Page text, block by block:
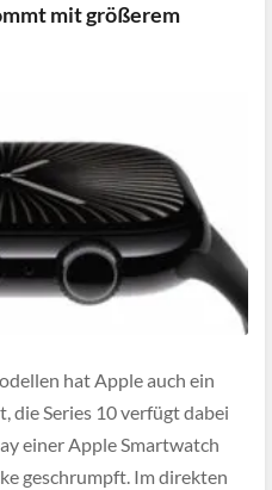
mit größerem
hat Apple auch ein
die Series 10 verfügt dabei
einer Apple Smartwatch
geschrumpft. Im direkten